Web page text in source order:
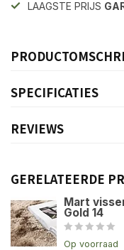
LAAGSTE PRIJS
SPECIFICATIES
REVIEWS
GERELATEERDE
Mart
Gold 14
Op voorraad